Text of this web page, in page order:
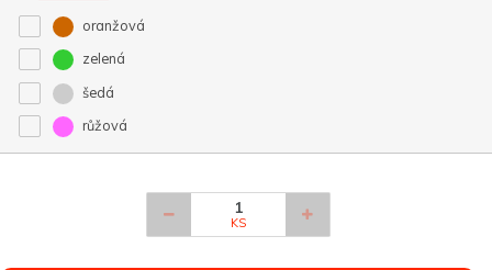
oranžová
zelená
šedá
růžová
KS